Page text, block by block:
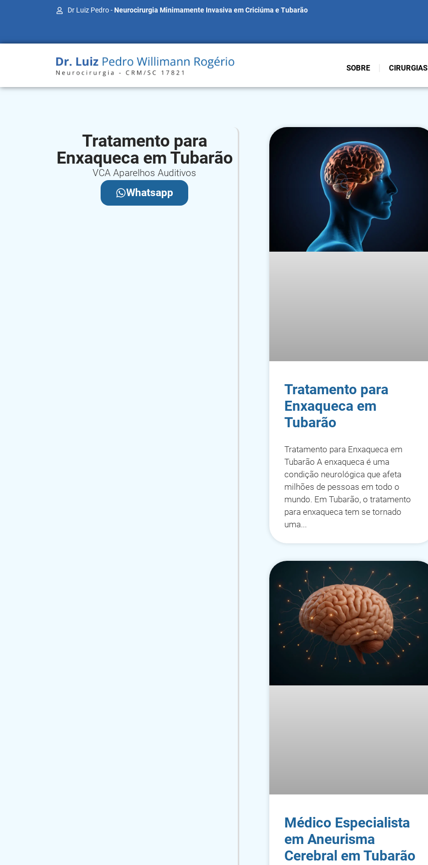
Dr Luiz Pedro - Neurocirurgia Minimamente Invasiva em Criciúma e Tubarão
SOBRE CIRURGIAS
Tratamento para
Enxaqueca em Tubarão
VCA Aparelhos Auditivos
Whatsapp
Tratamento para
Enxaqueca em
Tubarão
Tratamento para Enxaqueca em
Tubarão A enxaqueca é uma
condição neurológica que afeta
milhões de pessoas em todo o
mundo. Em Tubarão, o tratamento
para enxaqueca tem se tornado
uma
Médico Especialista
em Aneurisma
Cerebral em Tubarão